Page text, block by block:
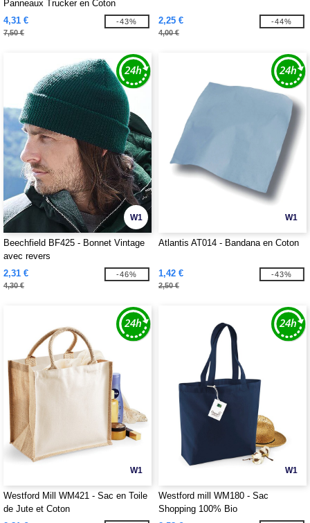
Panneaux Trucker en Coton
4,31 €
7,50 €
-43% 2,25 €
4,00 €
-44%
W1
Beechfield BF425 - Bonnet Vintage
avec revers
2,31 €
4,30 €
-46%
W1
Atlantis AT014 - Bandana en Coton
1,42 €
2,50 €
-43%
W1
Westford Mill WM421 - Sac en Toile
de Jute et Coton
W1
Westford mill WM180 - Sac
Shopping 100% Bio